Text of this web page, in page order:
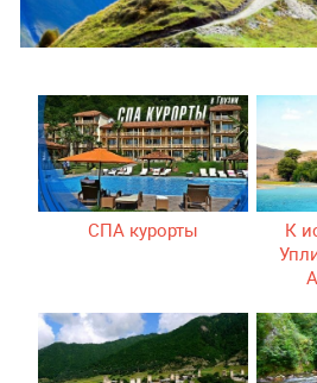
СПА курорты
К